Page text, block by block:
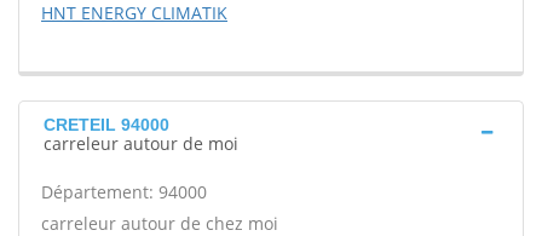
HNT ENERGY CLIMATIK
CRETEIL 94000
carreleur autour de moi
Département: 94000
carreleur autour de chez moi